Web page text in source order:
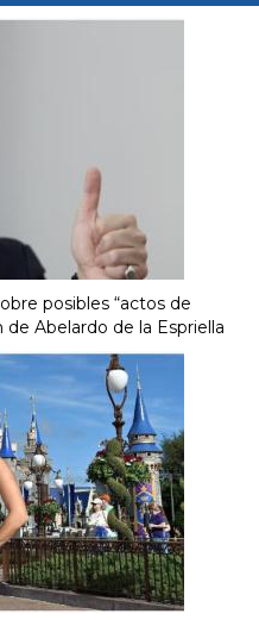
posibles “actos de
Abelardo de la Espriella